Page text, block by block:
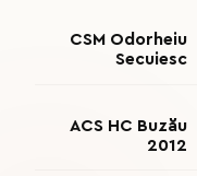
CSM Odorheiu
Secuiesc
ACS HC Buzău
2012